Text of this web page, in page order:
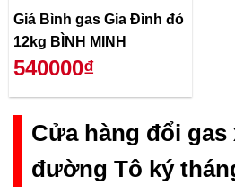
Giá Bình gas Gia Đình đỏ
12kg BÌNH MINH
540000₫
Cửa hàng đổi gas
đường Tô ký